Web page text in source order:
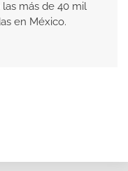
más de 40 mil
en México.